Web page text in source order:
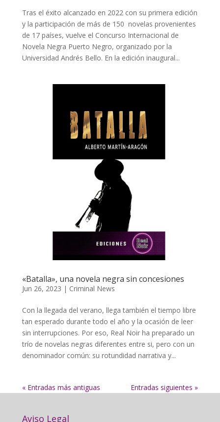
Tras el éxito alcanzado en 2022 con su primera edición
y la participación de más de 150 novelas provenientes
de 17 países, vuelve el Concurso Internacional de
Novela Negra Puerto Negro, organizado por la
Universidad Andrés Bello. En la edición inaugural...
«Batalla», una novela negra sin concesiones
Jun 26, 2023 | Criminal News
Con la llegada del verano, llega también el tiempo libre
tan esperado durante todo el año y la ocasión de leer
sin interrupciones. Por eso, Real Noir ha preparado un
trío de novelas negras diferentes entre si, pero con un
denominador común: su rotundidad narrativa y...
« Entradas más antiguas Entradas siguientes »
Aviso Legal